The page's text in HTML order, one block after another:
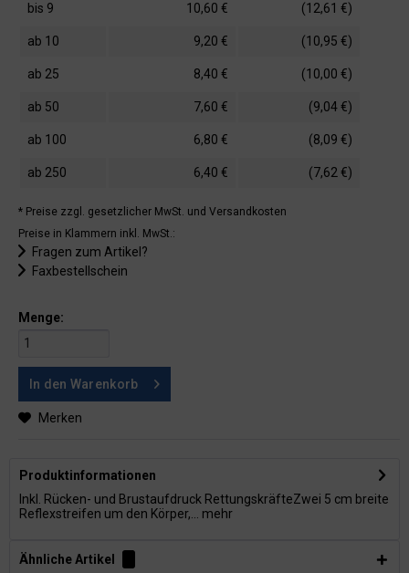
bis 9 10,60 € (12,61 €)
ab 10 9,20 € (10,95 €)
ab 25 8,40 € (10,00 €)
ab 50 7,60 € (9,04 €)
ab 100 6,80 € (8,09 €)
ab 250 6,40 € (7,62 €)
* Preise zzgl. gesetzlicher MwSt. und Versandkosten
Preise in Klammern inkl. MwSt.:
Fragen zum Artikel?
Faxbestellschein
Menge:
In den Warenkorb
Merken
Produktinformationen
Inkl. Rücken- und Brustaufdruck RettungskräfteZwei 5 cm breite
Reflexstreifen um den Körper,...
mehr
Ähnliche Artikel